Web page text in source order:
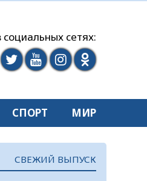
сетях:
СПОРТ МИР
СВЕЖИЙ ВЫПУСК